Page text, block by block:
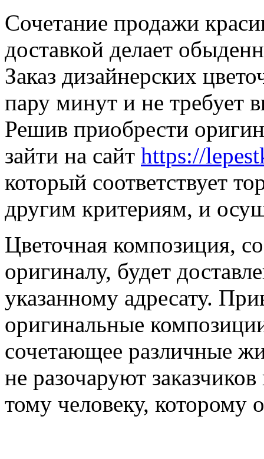
Сочетание продажи
доставкой делает
Заказ дизайнерских
пару минут и не требует
Решив приобрести
зайти на сайт https://
который соответствует
другим критериям, и
Цветочная композиция,
оригиналу, будет
указанному адресату.
оригинальные
сочетающее различные
не разочаруют
тому человеку, которому